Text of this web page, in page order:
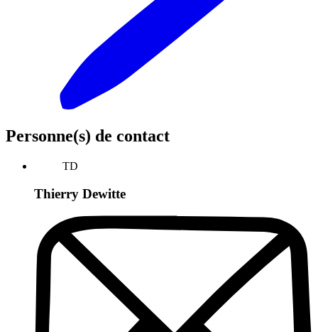
Personne(s) de contact
TD
Thierry Dewitte